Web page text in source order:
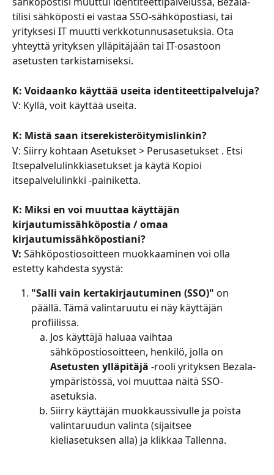
tilisi sähköposti ei vastaa SSO-sähköpostiasi, tai
yrityksesi IT muutti verkkotunnusasetuksia. Ota
yhteyttä yrityksen ylläpitäjään tai IT-osastoon
asetusten tarkistamiseksi.
K: Voidaanko käyttää useita identiteettipalveluja?
V: Kyllä, voit käyttää useita.
K: Mistä saan itserekisteröitymislinkin?
V: Siirry kohtaan Asetukset > Perusasetukset . Etsi
Itsepalvelulinkkiasetukset ja käytä Kopioi
itsepalvelulinkki -painiketta.
K: Miksi en voi muuttaa käyttäjän
kirjautumissähköpostia / omaa
kirjautumissähköpostiani?
V: Sähköpostiosoitteen muokkaaminen voi olla
estetty kahdesta syystä:
"Salli vain kertakirjautuminen (SSO)" on
päällä. Tämä valintaruutu ei näy käyttäjän
profiilissa.
Jos käyttäjä haluaa vaihtaa
sähköpostiosoitteen, henkilö, jolla on
Asetusten ylläpitäjä -rooli yrityksen Bezala-
ympäristössä, voi muuttaa näitä SSO-
asetuksia.
Siirry käyttäjän muokkaussivulle ja poista
valintaruudun valinta (sijaitsee
kieliasetuksen alla) ja klikkaa Tallenna.